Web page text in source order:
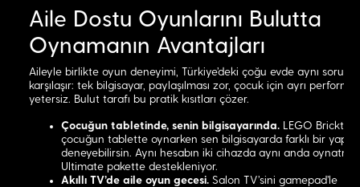
Aile Dostu Oyunlarını Bulutta
Oynamanın Avantajları
Aileyle birlikte oyun deneyimi, Türkiye'deki çoğu evde aynı sorunla
karşılaşır: tek bilgisayar, paylaşılması zor, çocuk için ayrı
yetersiz. Bulut tarafı bu pratik kısıtları çözer.
Çocuğun tabletinde, senin bilgisayarında. LEGO
çocuğun tablette oynarken sen bilgisayarda farklı bir yapım
deneyebilirsin. Aynı hesabın iki cihazda aynı anda
Ultimate pakette destekleniyor.
Akıllı TV'de aile oyun gecesi. Salon TV'sini gamepad'le